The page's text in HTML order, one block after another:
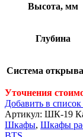
Высота, мм
Глубина
Система
Уточнения
Добавить в
Артикул: ШК-19
Шкафы, Шкафы